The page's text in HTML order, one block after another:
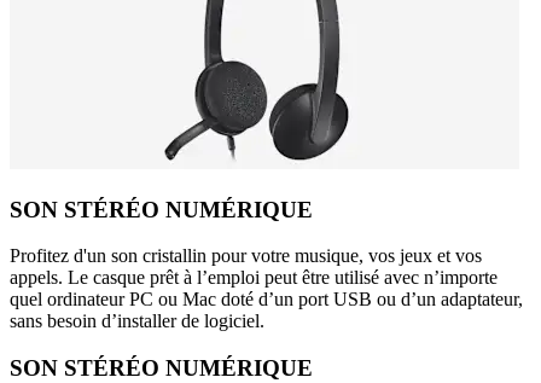
SON STÉRÉO NUMÉRIQUE
Profitez d'un son cristallin pour votre musique, vos jeux et vos
appels. Le casque prêt à l’emploi peut être utilisé avec n’importe
quel ordinateur PC ou Mac doté d’un port USB ou d’un adaptateur,
sans besoin d’installer de logiciel.
SON STÉRÉO NUMÉRIQUE